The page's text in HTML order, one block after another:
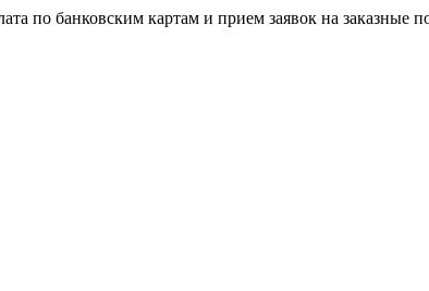
по банковским картам и прием заявок на